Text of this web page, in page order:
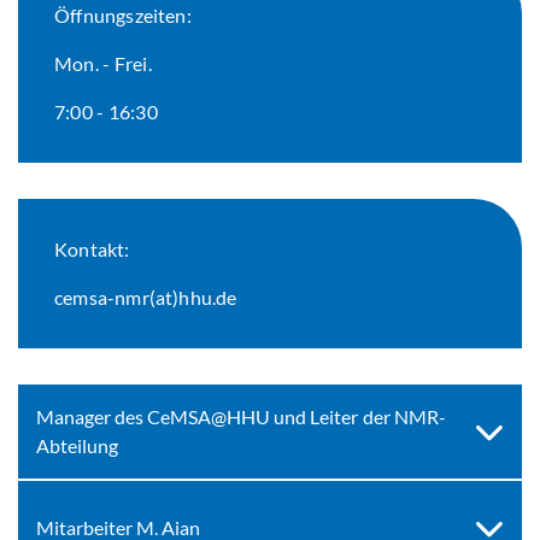
Öffnungszeiten:
Mon. - Frei.
7:00 - 16:30
Kontakt:
cemsa-nmr(at)hhu.de
Manager des CeMSA@HHU und Leiter der NMR-
Abteilung
Mitarbeiter M. Aian